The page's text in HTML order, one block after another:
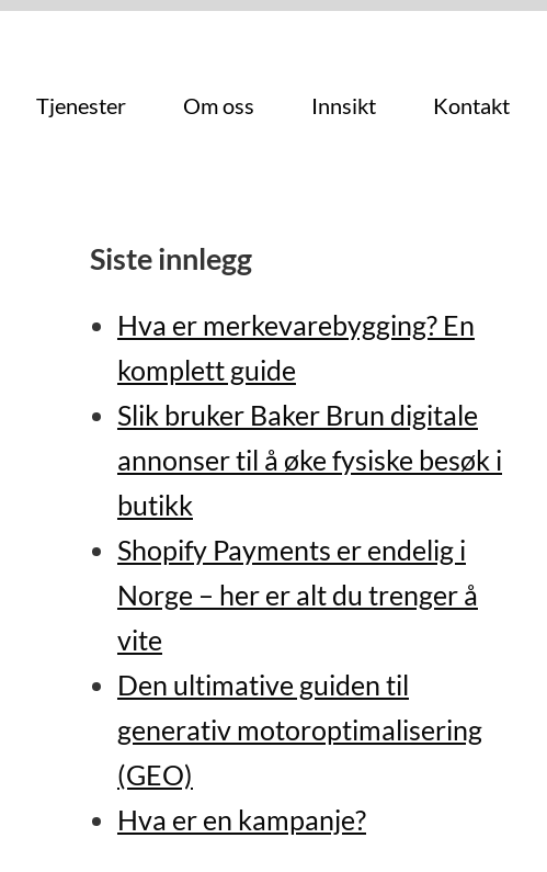
Tjenester Om oss Innsikt Kontakt
Siste innlegg
Hva er merkevarebygging? En
komplett guide
Slik bruker Baker Brun digitale
annonser til å øke fysiske besøk i
butikk
Shopify Payments er endelig i
Norge – her er alt du trenger å
vite
Den ultimative guiden til
generativ motoroptimalisering
(GEO)
Hva er en kampanje?